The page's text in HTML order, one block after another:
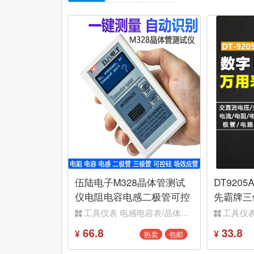
伍陆电子M328晶体管测试
仪电阻电容电感二极管可控
硅测量ESR仪表WK-56-70
工具仪表 电感电容表/晶体管测试仪
¥ 66.8 热卖 包邮
先霸牌
子电工
工具仪
¥ 33.8